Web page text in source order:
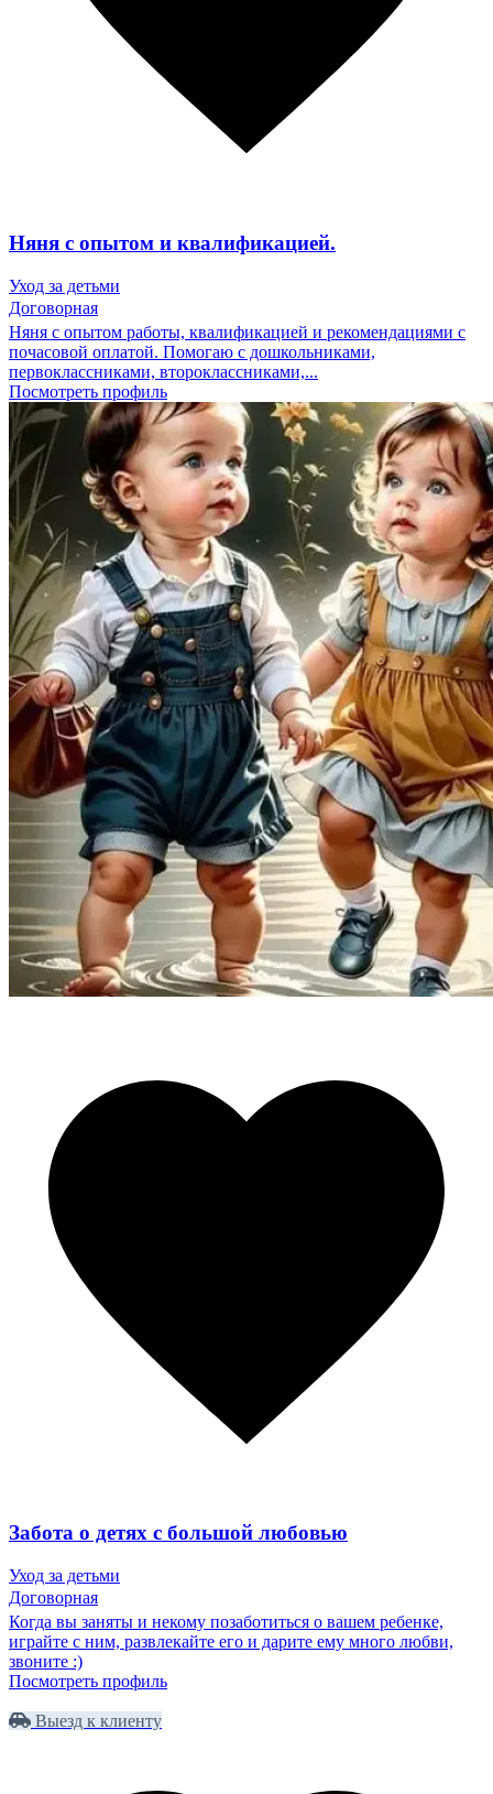
Няня с опытом и квалификацией.
Уход за детьми
Договорная
Няня с опытом работы, квалификацией и рекомендациями с
почасовой оплатой. Помогаю с дошкольниками,
первоклассниками, второклассниками,...
Посмотреть профиль
Забота о детях с большой любовью
Уход за детьми
Договорная
Когда вы заняты и некому позаботиться о вашем ребенке,
играйте с ним, развлекайте его и дарите ему много любви,
звоните :)
Посмотреть профиль
Выезд к клиенту